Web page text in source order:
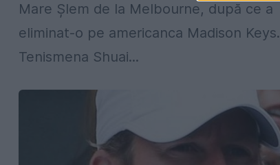
Mare Șlem de la Melbourne, după ce a
eliminat-o pe americanca Madison Keys.
Tenismena Shuai...